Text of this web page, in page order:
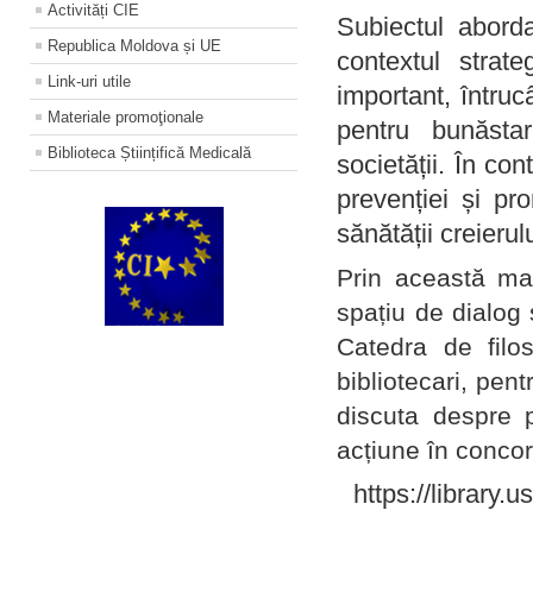
Activități CIE
Republica Moldova și UE
Link-uri utile
Materiale promoţionale
Biblioteca Științifică Medicală
Subiectul
contextul
important,
pentru
societății. În
prevenției și
sănătății
Prin această
spațiu de dialog
Catedra de
bibliotecari,
discuta despre
acțiune în
https://